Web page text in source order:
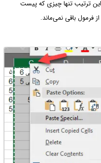
کنید. به این ترتیب تنها چیزی که پیست
فرمول باقی نمی‌ماند.